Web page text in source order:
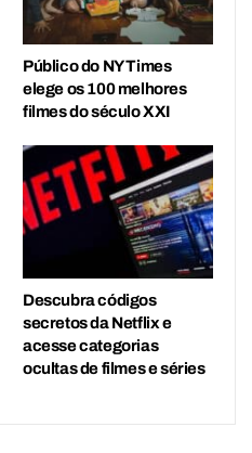
Público do NY Times
elege os 100 melhores
filmes do século XXI
Descubra códigos
secretos da Netflix e
acesse categorias
ocultas de filmes e séries